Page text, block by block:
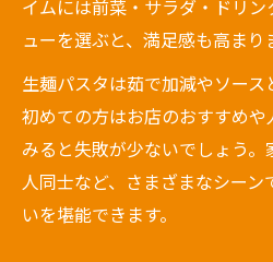
体験
験
群馬県で味わう生パ
人気の生パスタ専門
法
イムには前菜・サラダ・ドリ
ューを選ぶと、満足感も高まり
生麺パスタは茹で加減やソース
初めての方はお店のおすすめ
みると失敗が少ないでしょう
人同士など、さまざまなシー
いを堪能できます。